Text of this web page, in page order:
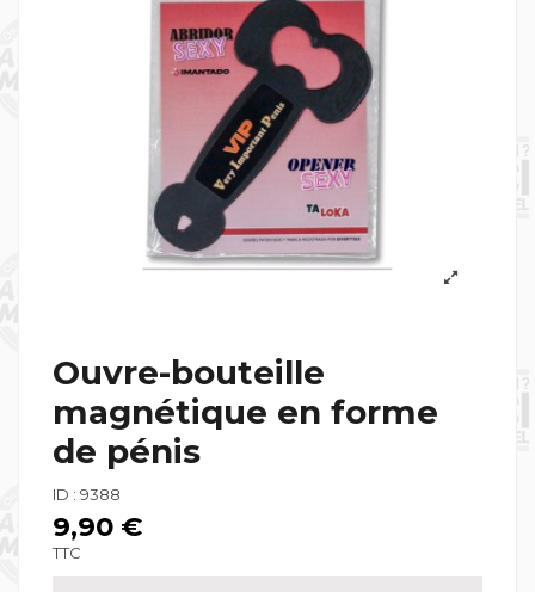
Ouvre-bouteille
magnétique en forme
de pénis
ID : 9388
9,90 €
TTC